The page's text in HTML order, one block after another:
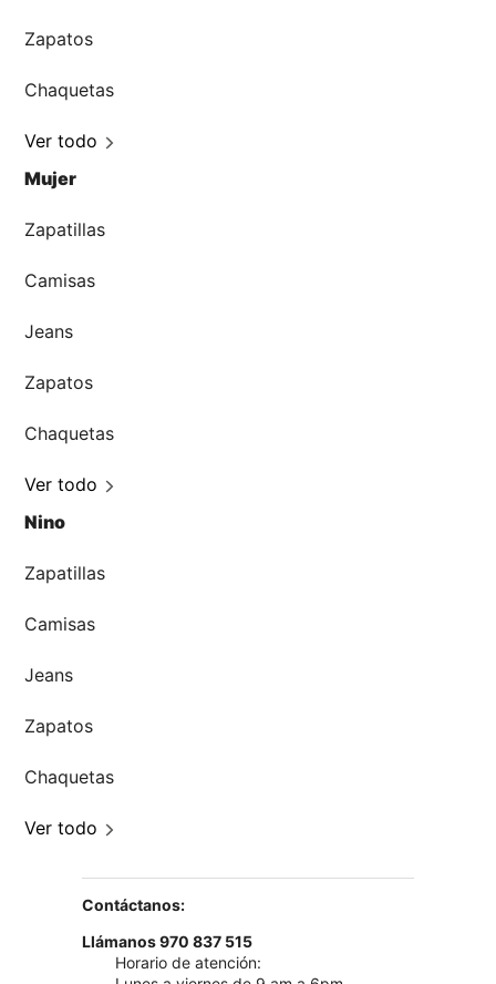
Zapatos
Chaquetas
Ver todo
Mujer
Zapatillas
Camisas
Jeans
Zapatos
Chaquetas
Ver todo
Nino
Zapatillas
Camisas
Jeans
Zapatos
Chaquetas
Ver todo
Contáctanos:
Llámanos 970 837 515
Horario de atención: